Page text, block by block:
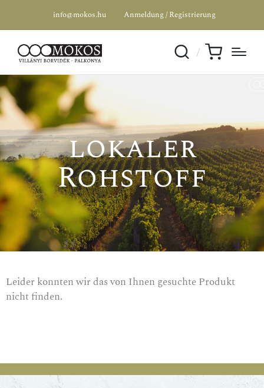
info@mokos.hu Anmeldung / Registrierung
lokaler
Rohstoff
Leider konnten wir das von Ihnen gesuchte Produkt
nicht finden.